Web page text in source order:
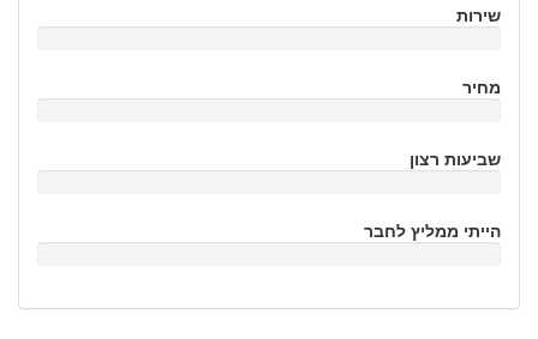
שירות
מחיר
שביעות רצון
הייתי ממליץ לחבר